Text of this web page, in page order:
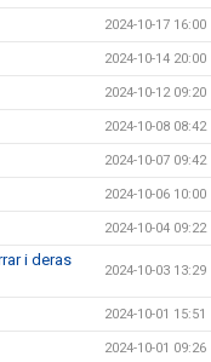
2024-10-17 16:00
2024-10-14 20:00
2024-10-12 09:20
2024-10-08 08:42
2024-10-07 09:42
2024-10-06 10:00
2024-10-04 09:22
i deras
2024-10-03 13:29
2024-10-01 15:51
2024-10-01 09:26